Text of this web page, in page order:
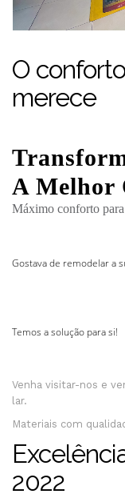
O
merece
A Melhor
Máximo conforto para
Gostava de remodelar a
Temos a solução para si!
Venha visitar-nos e
lar.
Materiais com
2022